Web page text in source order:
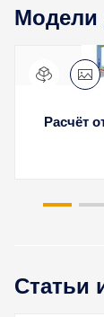
Модели
Расчёт
Статьи